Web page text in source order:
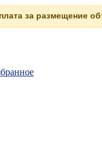
за размещение